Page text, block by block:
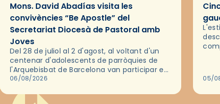
Mons. David Abadías visita les
convivències “Be Apostle” del
Secretariat Diocesà de Pastoral amb
Joves
Del 28 de juliol al 2 d'agost, al voltant d'un
centenar d'adolescents de parròquies de
l'Arquebisbat de Barcelona van participar en
les convivències Be Apostle, organitzades
06/08/2026 05/